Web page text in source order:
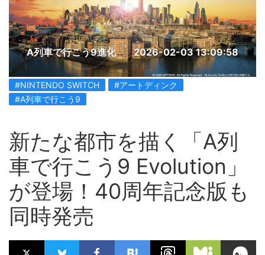
A列車で行こう9進化 2026-02-03 13:09:58
#NINTENDO SWITCH
#アートディンク
#A列車で行こう9
新たな都市を描く「A列
車で行こう9 Evolution」
が登場！40周年記念版も
同時発売